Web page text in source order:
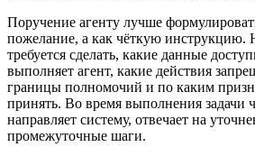
Поручение агенту лучше
пожелание, а как чёткую инструкцию.
требуется сделать, какие данные
выполняет агент, какие действия
границы полномочий и по каким
принять. Во время выполнения задачи
направляет систему, отвечает на
промежуточные шаги.